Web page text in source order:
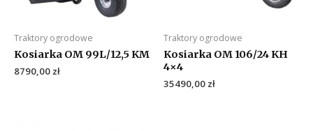
Traktory ogrodowe
Kosiarka OM 99L/12,5 KM
8790,00 zł
Traktory ogrodowe
Kosiarka OM 106/24 KH
4×4
35490,00 zł